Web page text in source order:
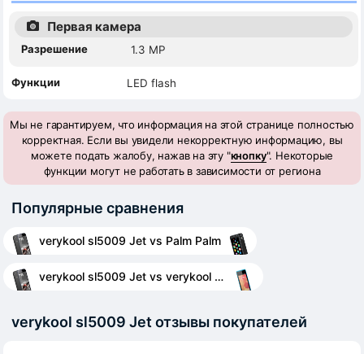
Первая камера
Разрешение 1.3 MP
Функции LED flash
Мы не гарантируем, что информация на этой странице полностью
корректная. Если вы увидели некорректную информацию, вы
можете подать жалобу, нажав на эту "кнопку". Некоторые
функции могут не работать в зависимости от региона
Популярные сравнения
verykool sl5009 Jet vs Palm Palm
verykool sl5009 Jet vs verykool s401
verykool sl5009 Jet отзывы покупателей